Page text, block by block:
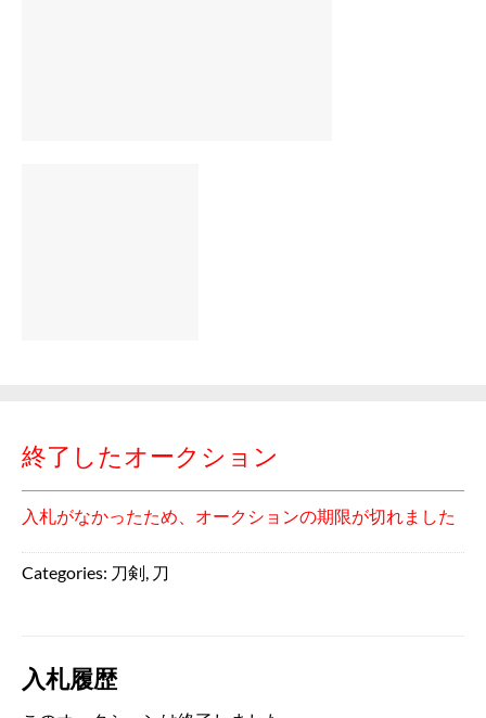
終了したオークション
入札がなかったため、オークションの期限が切れました
Categories: 刀剣, 刀
入札履歴